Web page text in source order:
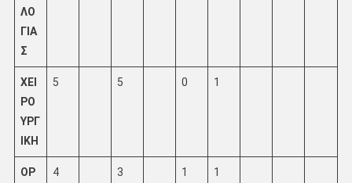
ΛΟ
ΓΙΑ
Σ
ΧΕΙ
ΡΟ
ΥΡΓ
ΙΚΗ
5 5 0 1
ΟΡ
4 3 1 1